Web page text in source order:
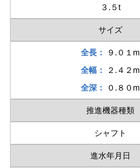
３.５t
サイズ
全長： ９.０１m
全幅： ２.４２m
全深： ０.８０m
推進機器種類
シャフト
進水年月日